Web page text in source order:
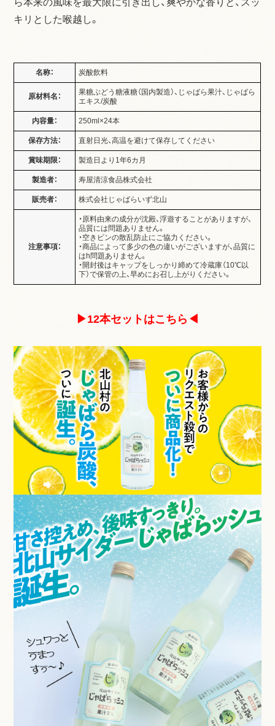
ら本来の風味を最大限に引き出し、爽やかな香りと、スッ
キリとした喉越し。
名称： 炭酸飲料
原材料名：
果糖ぶどう糖液糖（国内製造）、じゃばら果汁、じゃばら
エキス/炭酸
内容量： 250ml×24本
保存方法： 直射日光、高温を避けて保存してください
賞味期限： 製造日より1年6カ月
製造者： 寿屋清涼食品株式会社
販売者： 株式会社じゃばらいず北山
注意事項：
・原料由来の成分が沈殿、浮遊することがありますが、
品質には問題ありません。
・空きビンの散乱防止にご協力ください。
・商品によって多少の色の違いがございますが、品質に
はh問題ありません。
・開封後はキャップをしっかり締めて冷蔵庫（10℃以
下）で保管の上、早めにお召し上がりください。
▶12本セットはこちら◀